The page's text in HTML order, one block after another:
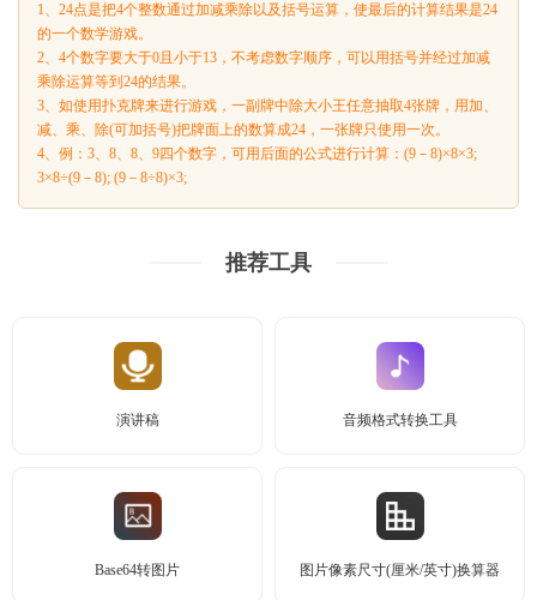
1、24点是把4个整数通过加减乘除以及括号运算，使最后的计算结果是24
的一个数学游戏。
2、4个数字要大于0且小于13，不考虑数字顺序，可以用括号并经过加减
乘除运算等到24的结果。
3、如使用扑克牌来进行游戏，一副牌中除大小王任意抽取4张牌，用加、
减、乘、除(可加括号)把牌面上的数算成24，一张牌只使用一次。
4、例：3、8、8、9四个数字，可用后面的公式进行计算：(9－8)×8×3;
3×8÷(9－8); (9－8÷8)×3;
推荐工具
演讲稿 音频格式转换工具
Base64转图片 图片像素尺寸(厘米/英寸)换算器